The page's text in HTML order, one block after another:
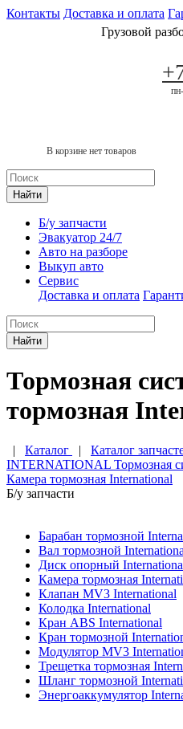
Контакты Доставка и оплата
Грузовой
В корзине нет товаров
Найти
Б/у запчасти
Эвакуатор 24/7
Авто на разборе
Выкуп авто
Сервис
Доставка и оплата
Найти
Тормозная
тормозная
| Каталог | Каталог
INTERNATIONAL Тормозная
Камера тормозная International
Б/у запчасти
Барабан тормозной
Вал тормозной
Диск опорный
Камера тормозная
Клапан MV3 International
Колодка International
Кран ABS International
Кран тормозной
Модулятор MV3
Трещетка тормозная
Шланг тормозной
Энергоаккумулятор